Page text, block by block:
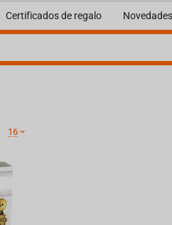
Certificados de regalo Novedades
16